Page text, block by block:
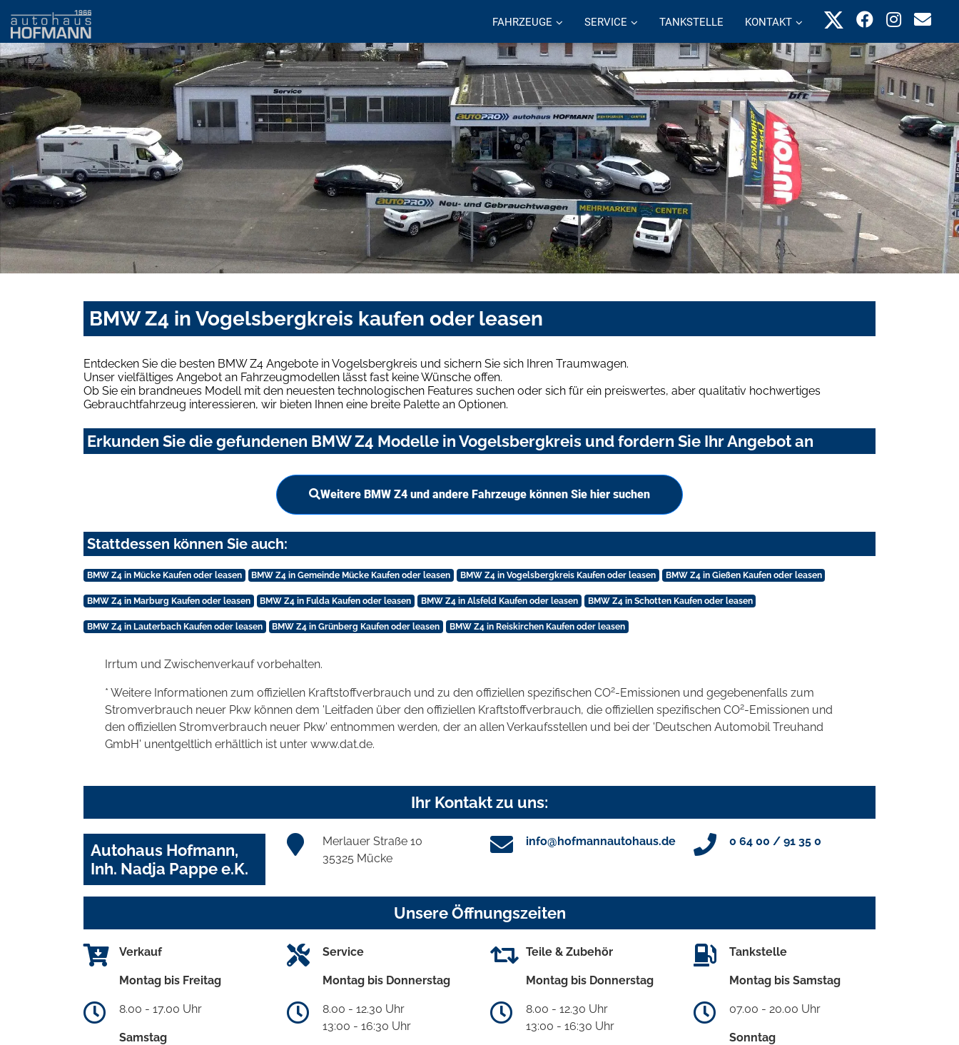
FAHRZEUGE SERVICE TANKSTELLE KONTAKT
BMW Z4 in Vogelsbergkreis kaufen oder leasen
Entdecken Sie die besten BMW Z4 Angebote in Vogelsbergkreis und sichern Sie sich Ihren Traumwagen.
Unser vielfältiges Angebot an Fahrzeugmodellen lässt fast keine Wünsche offen.
Ob Sie ein brandneues Modell mit den neuesten technologischen Features suchen oder sich für ein preiswertes, aber qualitativ hochwertiges
Gebrauchtfahrzeug interessieren, wir bieten Ihnen eine breite Palette an Optionen.
Erkunden Sie die gefundenen BMW Z4 Modelle in Vogelsbergkreis und fordern Sie Ihr Angebot an
Weitere BMW Z4 und andere Fahrzeuge können Sie hier suchen
Stattdessen können Sie auch:
BMW Z4 in Mücke Kaufen oder leasen BMW Z4 in Gemeinde Mücke Kaufen oder leasen BMW Z4 in Vogelsbergkreis Kaufen oder leasen BMW Z4 in Gießen Kaufen oder leasen
BMW Z4 in Marburg Kaufen oder leasen BMW Z4 in Fulda Kaufen oder leasen BMW Z4 in Alsfeld Kaufen oder leasen BMW Z4 in Schotten Kaufen oder leasen
BMW Z4 in Lauterbach Kaufen oder leasen BMW Z4 in Grünberg Kaufen oder leasen BMW Z4 in Reiskirchen Kaufen oder leasen
Irrtum und Zwischenverkauf vorbehalten.
* Weitere Informationen zum offiziellen Kraftstoffverbrauch und zu den offiziellen spezifischen CO2-Emissionen und gegebenenfalls zum
Stromverbrauch neuer Pkw können dem 'Leitfaden über den offiziellen Kraftstoffverbrauch, die offiziellen spezifischen CO2-Emissionen und
den offiziellen Stromverbrauch neuer Pkw' entnommen werden, der an allen Verkaufsstellen und bei der 'Deutschen Automobil Treuhand
GmbH' unentgeltlich erhältlich ist unter www.dat.de.
Ihr Kontakt zu uns:
Autohaus Hofmann,
Inh. Nadja Pappe e.K.
Merlauer Straße 10
35325 Mücke
info@hofmannautohaus.de 0 64 00 / 91 35 0
Unsere Öffnungszeiten
Verkauf
Montag bis Freitag
8.00 - 17.00 Uhr
Samstag
Service
Montag bis Donnerstag
8.00 - 12.30 Uhr
13:00 - 16:30 Uhr
Teile & Zubehör
Montag bis Donnerstag
8.00 - 12.30 Uhr
13:00 - 16:30 Uhr
Tankstelle
Montag bis Samstag
07.00 - 20.00 Uhr
Sonntag